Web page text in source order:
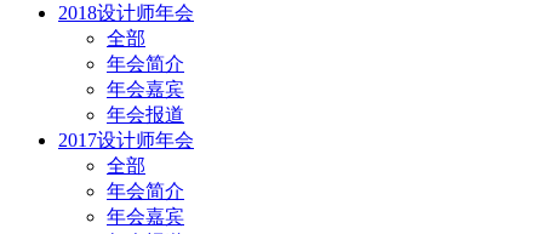
2018设计师年会
全部
年会简介
年会嘉宾
年会报道
2017设计师年会
全部
年会简介
年会嘉宾